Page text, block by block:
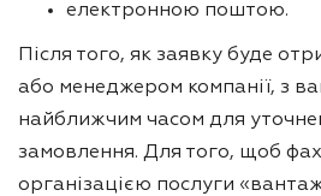
електронною поштою.
Після того, як заявку буде
або менеджером компанії, з
найближчим часом для
замовлення. Для того, щоб
організацією послуги